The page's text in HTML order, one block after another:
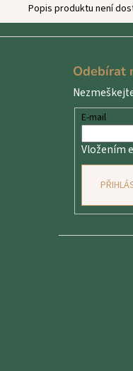
Popis produktu není
Odebírat
E-mail
Vložením